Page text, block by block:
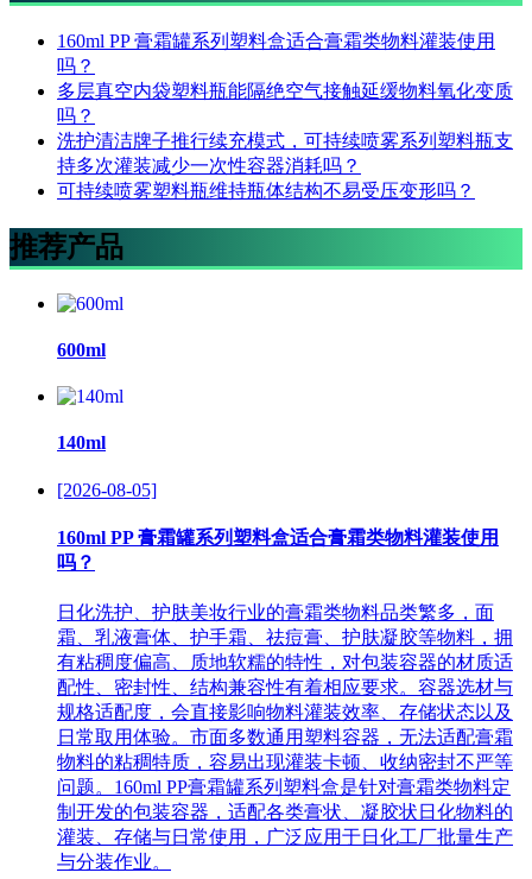
160ml PP 膏霜罐系列塑料盒适合膏霜类物料灌装使用
吗？
多层真空内袋塑料瓶能隔绝空气接触延缓物料氧化变质
吗？
洗护清洁牌子推行续充模式，可持续喷雾系列塑料瓶支
持多次灌装减少一次性容器消耗吗？
可持续喷雾塑料瓶维持瓶体结构不易受压变形吗？
推荐产品
600ml
140ml
[2026-08-05]
160ml PP 膏霜罐系列塑料盒适合膏霜类物料灌装使用
吗？
日化洗护、护肤美妆行业的膏霜类物料品类繁多，面
霜、乳液膏体、护手霜、祛痘膏、护肤凝胶等物料，拥
有粘稠度偏高、质地软糯的特性，对包装容器的材质适
配性、密封性、结构兼容性有着相应要求。容器选材与
规格适配度，会直接影响物料灌装效率、存储状态以及
日常取用体验。市面多数通用塑料容器，无法适配膏霜
物料的粘稠特质，容易出现灌装卡顿、收纳密封不严等
问题。160ml PP膏霜罐系列塑料盒是针对膏霜类物料定
制开发的包装容器，适配各类膏状、凝胶状日化物料的
灌装、存储与日常使用，广泛应用于日化工厂批量生产
与分装作业。